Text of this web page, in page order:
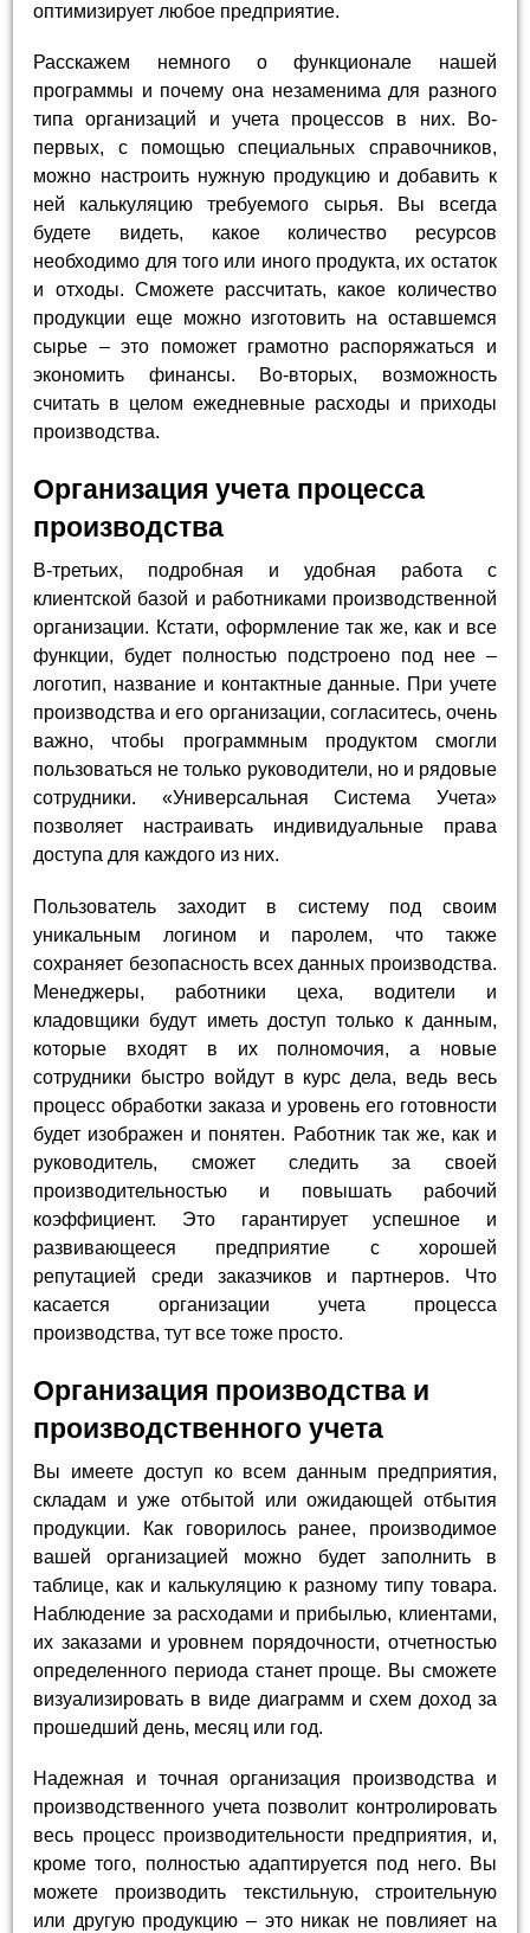
оптимизирует любое предприятие.
Расскажем немного о функционале нашей
программы и почему она незаменима для разного
типа организаций и учета процессов в них. Во-
первых, с помощью специальных справочников,
можно настроить нужную продукцию и добавить к
ней калькуляцию требуемого сырья. Вы всегда
будете видеть, какое количество ресурсов
необходимо для того или иного продукта, их остаток
и отходы. Сможете рассчитать, какое количество
продукции еще можно изготовить на оставшемся
сырье – это поможет грамотно распоряжаться и
экономить финансы. Во-вторых, возможность
считать в целом ежедневные расходы и приходы
производства.
Организация учета процесса
производства
В-третьих, подробная и удобная работа с
клиентской базой и работниками производственной
организации. Кстати, оформление так же, как и все
функции, будет полностью подстроено под нее –
логотип, название и контактные данные. При учете
производства и его организации, согласитесь, очень
важно, чтобы программным продуктом смогли
пользоваться не только руководители, но и рядовые
сотрудники. «Универсальная Система Учета»
позволяет настраивать индивидуальные права
доступа для каждого из них.
Пользователь заходит в систему под своим
уникальным логином и паролем, что также
сохраняет безопасность всех данных производства.
Менеджеры, работники цеха, водители и
кладовщики будут иметь доступ только к данным,
которые входят в их полномочия, а новые
сотрудники быстро войдут в курс дела, ведь весь
процесс обработки заказа и уровень его готовности
будет изображен и понятен. Работник так же, как и
руководитель, сможет следить за своей
производительностью и повышать рабочий
коэффициент. Это гарантирует успешное и
развивающееся предприятие с хорошей
репутацией среди заказчиков и партнеров. Что
касается организации учета процесса
производства, тут все тоже просто.
Организация производства и
производственного учета
Вы имеете доступ ко всем данным предприятия,
складам и уже отбытой или ожидающей отбытия
продукции. Как говорилось ранее, производимое
вашей организацией можно будет заполнить в
таблице, как и калькуляцию к разному типу товара.
Наблюдение за расходами и прибылью, клиентами,
их заказами и уровнем порядочности, отчетностью
определенного периода станет проще. Вы сможете
визуализировать в виде диаграмм и схем доход за
прошедший день, месяц или год.
Надежная и точная организация производства и
производственного учета позволит контролировать
весь процесс производительности предприятия, и,
кроме того, полностью адаптируется под него. Вы
можете производить текстильную, строительную
или другую продукцию – это никак не повлияет на